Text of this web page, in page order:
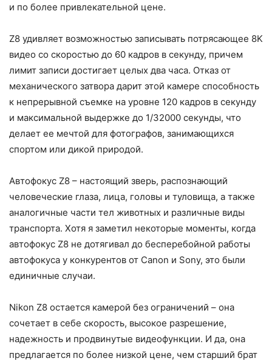
и по более привлекательной цене.
Z8 удивляет возможностью записывать потрясающее 8K
видео со скоростью до 60 кадров в секунду, причем
лимит записи достигает целых два часа. Отказ от
механического затвора дарит этой камере способность
к непрерывной съемке на уровне 120 кадров в секунду
и максимальной выдержке до 1/32000 секунды, что
делает ее мечтой для фотографов, занимающихся
спортом или дикой природой.
Автофокус Z8 – настоящий зверь, распознающий
человеческие глаза, лица, головы и туловища, а также
аналогичные части тел животных и различные виды
транспорта. Хотя я заметил некоторые моменты, когда
автофокус Z8 не дотягивал до бесперебойной работы
автофокуса у конкурентов от Canon и Sony, это были
единичные случаи.
Nikon Z8 остается камерой без ограничений – она
сочетает в себе скорость, высокое разрешение,
надежность и продвинутые видеофункции. И да, она
предлагается по более низкой цене, чем старший брат